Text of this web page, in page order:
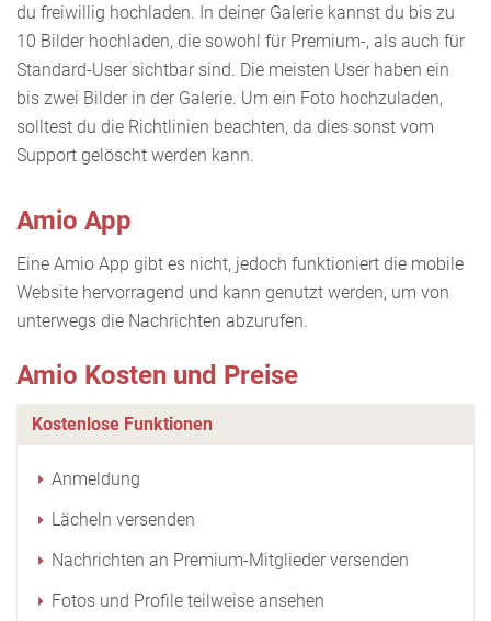
du freiwillig hochladen. In deiner Galerie kannst du bis zu
10 Bilder hochladen, die sowohl für Premium-, als auch für
Standard-User sichtbar sind. Die meisten User haben ein
bis zwei Bilder in der Galerie. Um ein Foto hochzuladen,
solltest du die Richtlinien beachten, da dies sonst vom
Support gelöscht werden kann.
Amio App
Eine Amio App gibt es nicht, jedoch funktioniert die mobile
Website hervorragend und kann genutzt werden, um von
unterwegs die Nachrichten abzurufen.
Amio Kosten und Preise
Kostenlose Funktionen
Anmeldung
Lächeln versenden
Nachrichten an Premium-Mitglieder versenden
Fotos und Profile teilweise ansehen